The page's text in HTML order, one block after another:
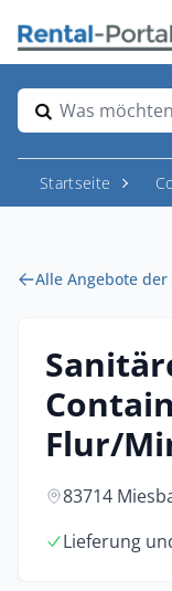
Was
Startseite
Alle Angebote
Flur/
83714
Lieferung